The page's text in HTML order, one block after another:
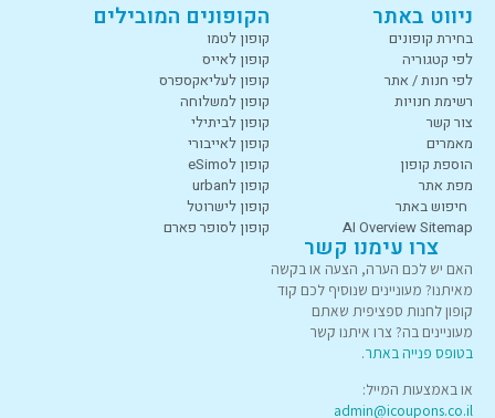
ניווט באתר
בחירת קופונים
לפי קטגוריה
לפי חנות / אתר
רשימת חנויות
צור קשר
מאמרים
הוספת קופון
מפת אתר
חיפוש באתר
AI Overview Sitemap
הקופונים המובילים
קופון לטמו
קופון לאייס
קופון לעליאקספרס
קופון למשלוחה
קופון לביתילי
קופון לאייבורי
קופון לeSimo
קופון לurban
קופון לישרוטל
קופון לסופר פארם
צרו עימנו קשר
האם יש לכם הערה, הצעה או בקשה
מאיתנו? מעוניינים שנוסיף לכם קוד
קופון לחנות ספציפית שאתם
מעוניינים בה? צרו איתנו קשר
בטופס פנייה באתר.
או באמצעות המייל:
admin@icoupons.co.il